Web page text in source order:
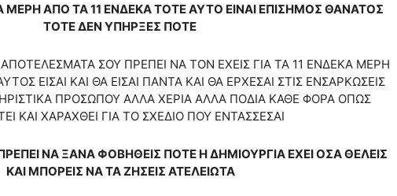
ΜΕΡΗ ΑΠΟ ΤΑ 11 ΕΝΔΕΚΑ ΤΟΤΕ ΑΥΤΟ ΕΙΝΑΙ ΕΠΙΣΗΜΟΣ ΘΑΝΑΤΟΣ
ΤΟΤΕ ΔΕΝ ΥΠΗΡΞΕΣ ΠΟΤΕ
ΣΟΥ ΠΡΕΠΕΙ ΝΑ ΤΟΝ ΕΧΕΙΣ ΓΙΑ ΤΑ 11 ΕΝΔΕΚΑ ΜΕΡΗ
ΕΙΣΑΙ ΚΑΙ ΘΑ ΕΙΣΑΙ ΠΑΝΤΑ ΚΑΙ ΘΑ ΕΡΧΕΣΑΙ ΣΤΙΣ ΕΝΣΑΡΚΩΣΕΙΣ
ΠΡΟΣΩΠΟΥ ΑΛΛΑ ΧΕΡΙΑ ΑΛΛΑ ΠΟΔΙΑ ΚΑΘΕ ΦΟΡΑ ΟΠΩΣ
ΚΑΙ ΧΑΡΑΧΘΕΙ ΓΙΑ ΤΟ ΣΧΕΔΙΟ ΠΟΥ ΕΝΤΑΣΣΕΣΑΙ
ΝΑ ΞΑΝΑ ΦΟΒΗΘΕΙΣ ΠΟΤΕ Η ΔΗΜΙΟΥΡΓΙΑ ΕΧΕΙ ΟΣΑ ΘΕΛΕΙΣ
ΚΑΙ ΜΠΟΡΕΙΣ ΝΑ ΤΑ ΖΗΣΕΙΣ ΑΤΕΛΕΙΩΤΑ